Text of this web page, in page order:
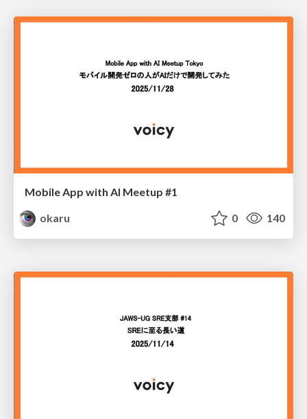
Mobile App with AI Meetup #1
okaru
0 140